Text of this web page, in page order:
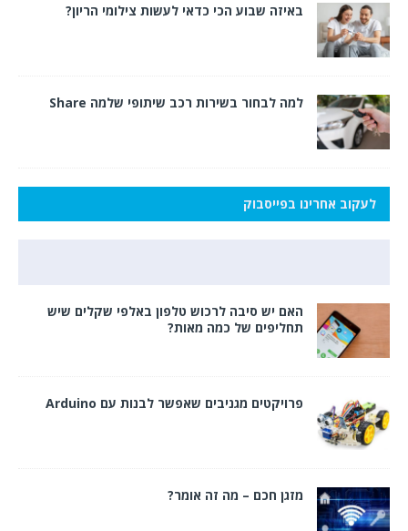
באיזה שבוע הכי כדאי לעשות צילומי הריון?
למה לבחור בשירות רכב שיתופי שלמה Share
לעקוב אחרינו בפייסבוק
האם יש סיבה לרכוש טלפון באלפי שקלים שיש
תחליפים של כמה מאות?
פרויקטים מגניבים שאפשר לבנות עם Arduino
מזגן חכם – מה זה אומר?